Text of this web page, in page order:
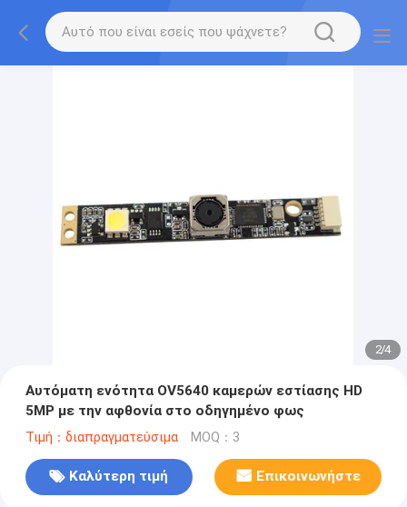
2/4
Αυτόματη ενότητα OV5640 καμερών εστίασης HD
5MP με την αφθονία στο οδηγημένο φως
Τιμή：διαπραγματεύσιμα MOQ：3
Καλύτερη τιμή Επικοινωνήστε